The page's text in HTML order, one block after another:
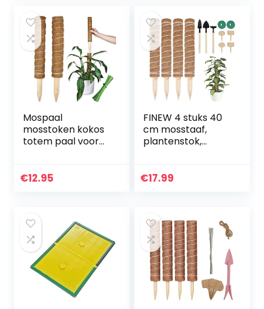
Mospaal
mosstoken kokos
totem paal voor
kamerplanten,
€12.95
FINEW 4 stuks 40
cm mosstaaf,
plantenstok,
gereedschappen,
€17.99